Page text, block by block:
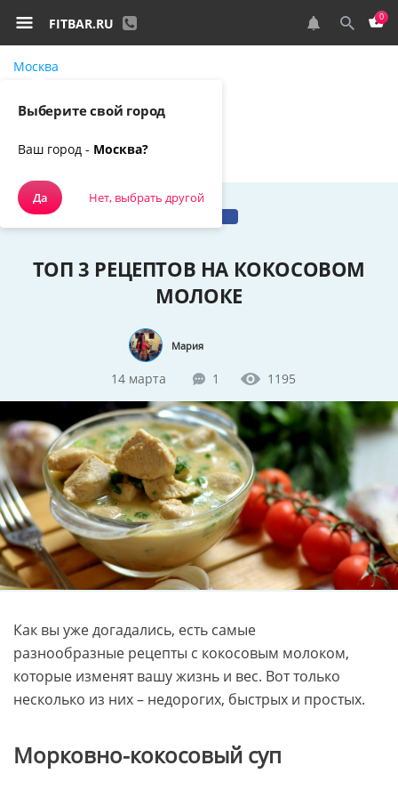
FITBAR.RU 0
Москва
ТОП 3 рецептов на кокосовом молоке
ТОП 3 РЕЦЕПТОВ НА КОКОСОВОМ
МОЛОКЕ
Мария
14 марта 1 1195
Как вы уже догадались, есть самые
разнообразные рецепты с кокосовым молоком,
которые изменят вашу жизнь и вес. Вот только
несколько из них – недорогих, быстрых и простых.
Морковно-кокосовый суп
Выберите свой город
Ваш город - Москва?
Да Нет, выбрать другой